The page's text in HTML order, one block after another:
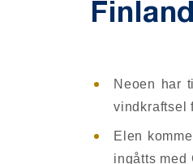
Neoen har
vindkraftsel
Elen
ingåtts med